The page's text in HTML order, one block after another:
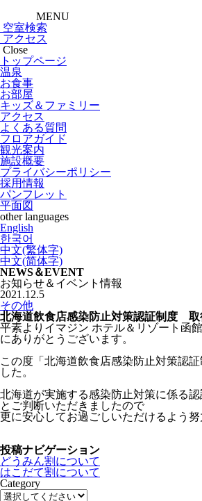
MENU
空室検索
アクセス
Close
トップページ
温泉
お食事
お部屋
キッズ＆ファミリー
アクセス
よくある質問
フロアガイド
観光案内
施設概要
プライバシーポリシー
採用情報
パンフレット
平面図
other languages
English
한국어
中文(繁体字)
中文(简体字)
NEWS＆EVENT
お知らせ＆イベント情報
2021.12.5
その他
北海道飲食店感染防止対策認証制度 取
平素よりイマジン ホテル＆リゾート函
にありがとうございます。
この度「北海道飲食店感染防止対策認
した。
北海道が実施する感染防止対策に係る
とご判断いただきましたので
更に安心してお過ごしいただけるよう努
投稿ナビゲーション
どうみん割について
はこだて割について
Category